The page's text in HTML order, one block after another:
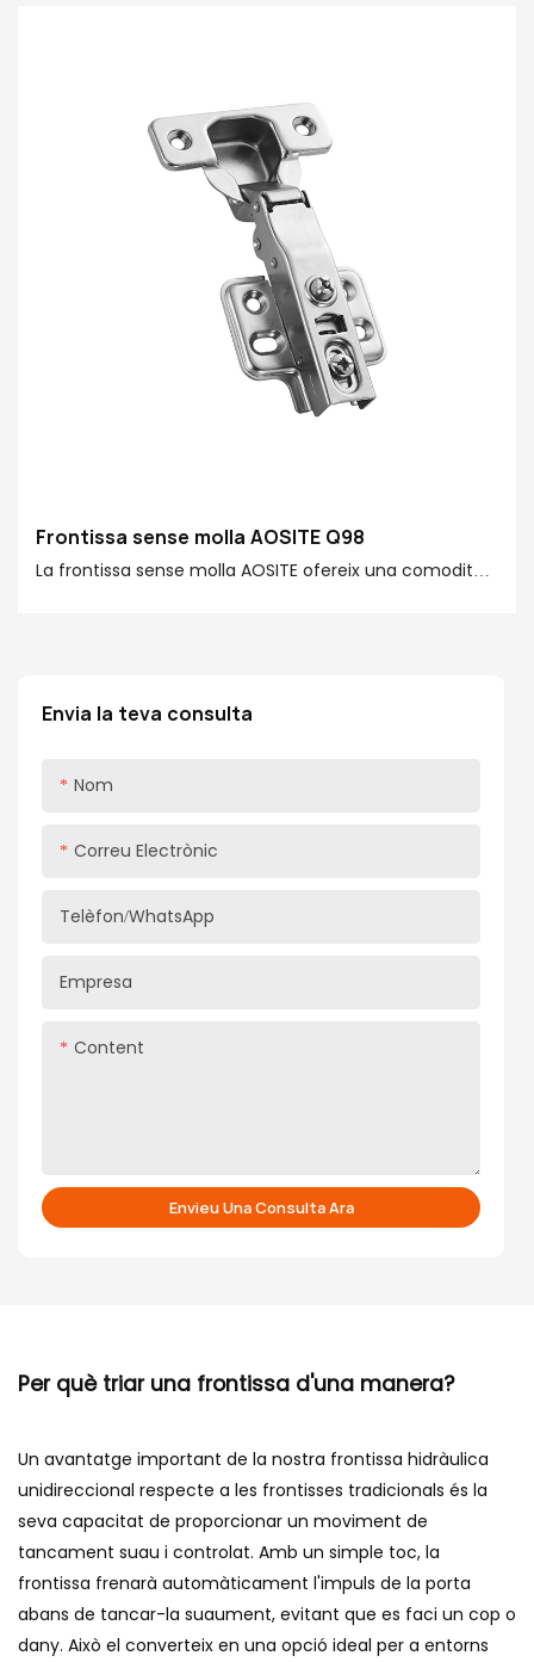
Envia la teva consulta
Nom
Correu Electrònic
Telèfon/WhatsApp
Empresa
Content
Envieu Una Consulta Ara
Frontissa sense molla AOSITE Q98
La frontissa sense molla AOSITE ofereix una comoditat
laminat en fred.
Per què triar una frontissa d'una manera?
Un avantatge important de la nostra frontissa hidràulica
unidireccional respecte a les frontisses tradicionals és la
seva capacitat de proporcionar un moviment de
tancament suau i controlat. Amb un simple toc, la
frontissa frenarà automàticament l'impuls de la porta
abans de tancar-la suaument, evitant que es faci un cop o
dany. Això el converteix en una opció ideal per a entorns